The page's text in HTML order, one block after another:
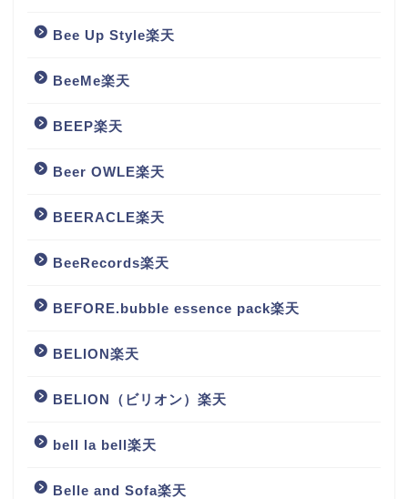
Bee Up Style楽天
BeeMe楽天
BEEP楽天
Beer OWLE楽天
BEERACLE楽天
BeeRecords楽天
BEFORE.bubble essence pack楽天
BELION楽天
BELION（ビリオン）楽天
bell la bell楽天
Belle and Sofa楽天